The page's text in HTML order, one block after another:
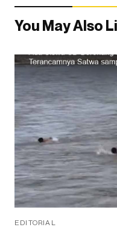
You May Also
EDITORIAL